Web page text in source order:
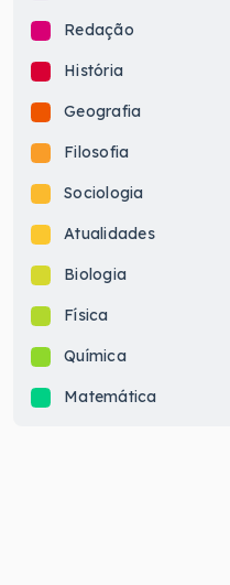
Redação
História
Geografia
Filosofia
Sociologia
Atualidades
Biologia
Física
Química
Matemática